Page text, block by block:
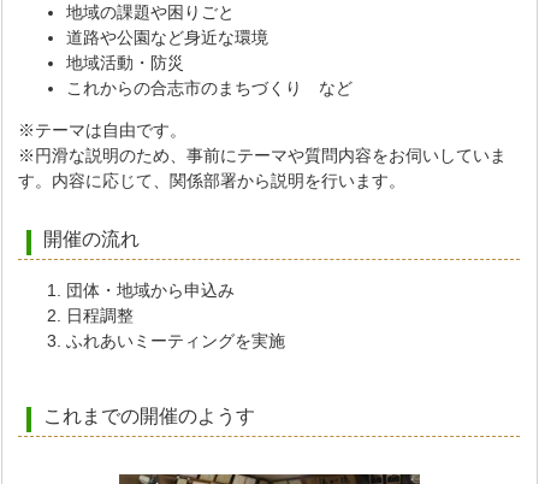
地域の課題や困りごと
道路や公園など身近な環境
地域活動・防災
これからの合志市のまちづくり など
※テーマは自由です。
※円滑な説明のため、事前にテーマや質問内容をお伺いしていま
す。内容に応じて、関係部署から説明を行います。
開催の流れ
団体・地域から申込み
日程調整
ふれあいミーティングを実施
これまでの開催のようす